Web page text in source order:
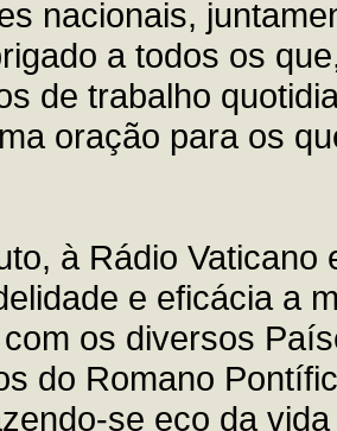
nacionais,
a todos os
de trabalho
oração para os
à Rádio
e eficácia a
os diversos
do Romano
se eco da